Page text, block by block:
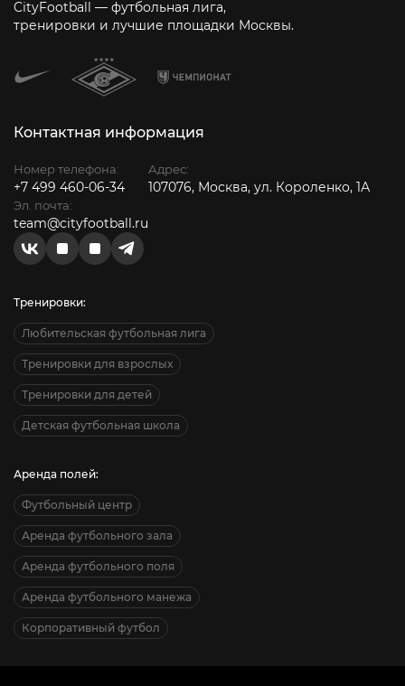
CityFootball — футбольная лига,
тренировки и лучшие площадки Москвы.
Контактная информация
Номер телефона:
+7 499 460-06-34
Эл. почта:
team@cityfootball.ru
Адрес:
107076, Москва, ул. Короленко, 1А
Тренировки:
Любительская футбольная лига
Тренировки для взрослых
Тренировки для детей
Детская футбольная школа
Аренда полей:
Футбольный центр
Аренда футбольного зала
Аренда футбольного поля
Аренда футбольного манежа
Корпоративный футбол